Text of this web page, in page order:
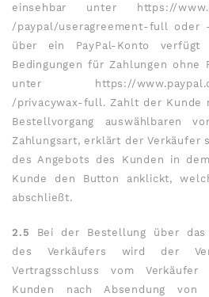
einsehbar unter
https://
/paypal/useragreement-full oder
über ein PayPal-Konto
Bedingungen für Zahlungen ohne
unter
https://
/privacywax-full. Zahlt der Kunde
Bestellvorgang auswählbaren
Zahlungsart, erklärt der Verkäufer
des Angebots des Kunden in
Kunde den Button anklickt,
abschließt.
2.5 Bei der Bestellung über das
des Verkäufers wird der
Vertragsschluss vom
Kunden nach Absendung von